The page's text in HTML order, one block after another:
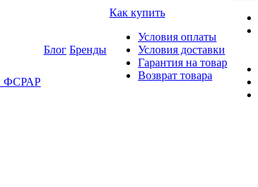
ФСРАР
Блог Бренды
Как купить
Условия оплаты
Условия доставки
Гарантия на товар
Возврат товара